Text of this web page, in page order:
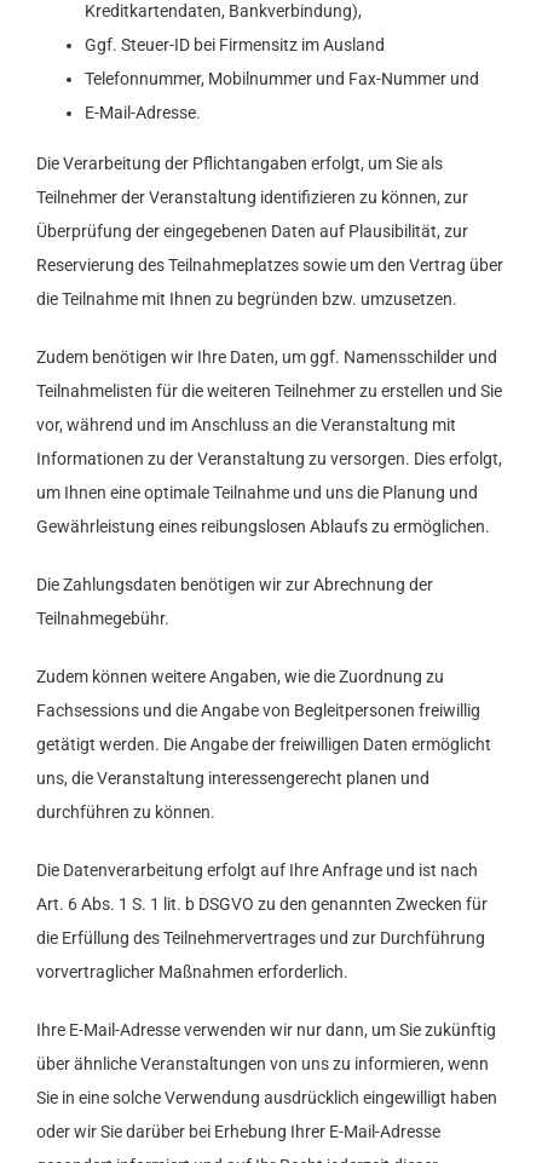
Kreditkartendaten, Bankverbindung),
Ggf. Steuer-ID bei Firmensitz im Ausland
Telefonnummer, Mobilnummer und Fax-Nummer und
E-Mail-Adresse.
Die Verarbeitung der Pflichtangaben erfolgt, um Sie als
Teilnehmer der Veranstaltung identifizieren zu können, zur
Überprüfung der eingegebenen Daten auf Plausibilität, zur
Reservierung des Teilnahmeplatzes sowie um den Vertrag über
die Teilnahme mit Ihnen zu begründen bzw. umzusetzen.
Zudem benötigen wir Ihre Daten, um ggf. Namensschilder und
Teilnahmelisten für die weiteren Teilnehmer zu erstellen und Sie
vor, während und im Anschluss an die Veranstaltung mit
Informationen zu der Veranstaltung zu versorgen. Dies erfolgt,
um Ihnen eine optimale Teilnahme und uns die Planung und
Gewährleistung eines reibungslosen Ablaufs zu ermöglichen.
Die Zahlungsdaten benötigen wir zur Abrechnung der
Teilnahmegebühr.
Zudem können weitere Angaben, wie die Zuordnung zu
Fachsessions und die Angabe von Begleitpersonen freiwillig
getätigt werden. Die Angabe der freiwilligen Daten ermöglicht
uns, die Veranstaltung interessengerecht planen und
durchführen zu können.
Die Datenverarbeitung erfolgt auf Ihre Anfrage und ist nach
Art. 6 Abs. 1 S. 1 lit. b DSGVO zu den genannten Zwecken für
die Erfüllung des Teilnehmervertrages und zur Durchführung
vorvertraglicher Maßnahmen erforderlich.
Ihre E-Mail-Adresse verwenden wir nur dann, um Sie zukünftig
über ähnliche Veranstaltungen von uns zu informieren, wenn
Sie in eine solche Verwendung ausdrücklich eingewilligt haben
oder wir Sie darüber bei Erhebung Ihrer E-Mail-Adresse